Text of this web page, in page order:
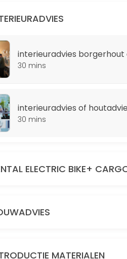
met Leen. Leen kan aanwezig zijn
Kleuradvies nodig of hulp
stalenkasten van producten
interieuradvies
30 mins
interieuradvies of
30 mins
ELECTRIC BIKE+
MATERIALEN